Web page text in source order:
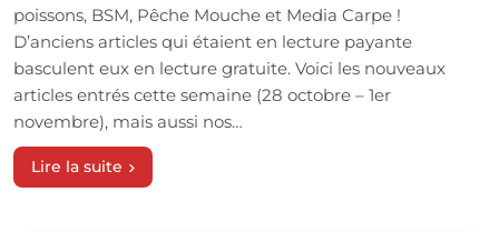
poissons, BSM, Pêche Mouche et Media Carpe !
D’anciens articles qui étaient en lecture payante
basculent eux en lecture gratuite. Voici les nouveaux
articles entrés cette semaine (28 octobre – 1er
novembre), mais aussi nos…
Lire la suite